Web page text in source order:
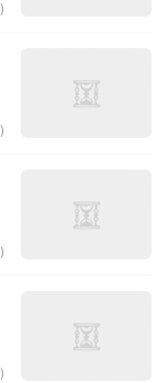
)
)
)
)